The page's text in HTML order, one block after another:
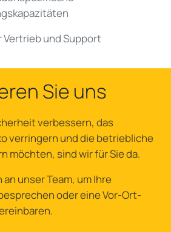
und Support
Sie uns
verbessern, das
verringern und die betriebliche
möchten, sind wir für Sie da.
unser Team, um Ihre
oder eine Vor-Ort-